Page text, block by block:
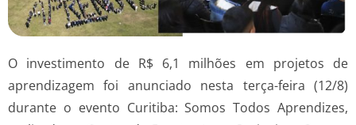
O investimento de R$ 6,1 milhões em projetos de
aprendizagem foi anunciado nesta terça-feira (12/8)
durante o evento Curitiba: Somos Todos Aprendizes,